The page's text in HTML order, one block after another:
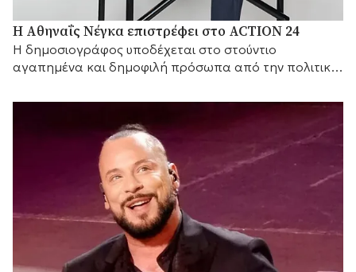
Η Αθηναΐς Νέγκα επιστρέφει στο ACTION 24
H δημοσιογράφος υποδέχεται στο στούντιο
αγαπημένα και δημοφιλή πρόσωπα από την πολιτική